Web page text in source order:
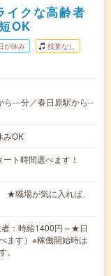
イクな高齢者
OK
が休み 残業なし
ら---分／春日原駅から--
OK
ト時間選べます！
職場が気に入れば、
：時給1400円～★日
ます）※稼働開始時は